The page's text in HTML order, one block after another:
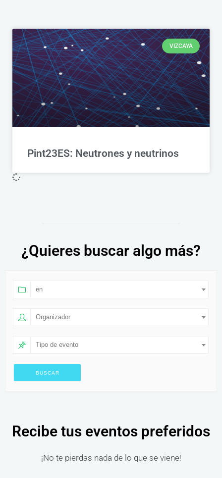
VIZCAYA
Pint23ES: Neutrones y neutrinos
¿Quieres buscar algo más?
en
Organizador
Tipo de evento
Recibe tus eventos preferidos
¡No te pierdas nada de lo que se viene!